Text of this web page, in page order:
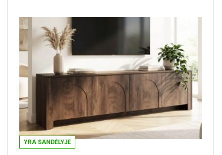
YRA SANDĖLYJE